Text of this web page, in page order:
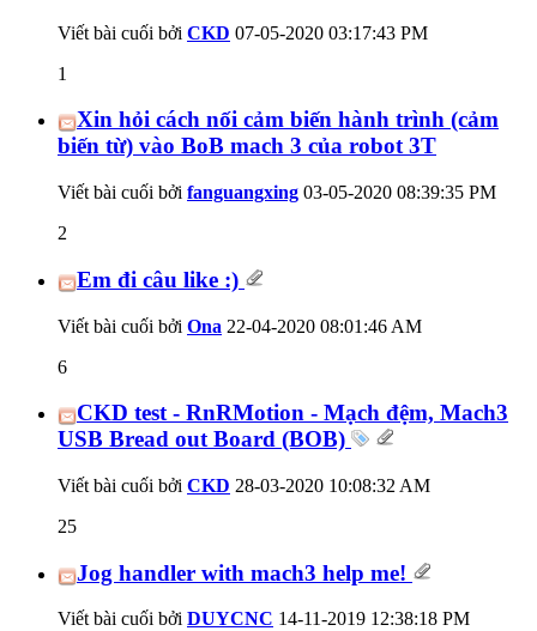
Viết bài cuối bởi CKD 07-05-2020 03:17:43 PM
1
Xin hỏi cách nối cảm biến hành trình (cảm
biến từ) vào BoB mach 3 của robot 3T
Viết bài cuối bởi fanguangxing 03-05-2020 08:39:35 PM
2
Em đi câu like :)
Viết bài cuối bởi Ona 22-04-2020 08:01:46 AM
6
CKD test - RnRMotion - Mạch đệm, Mach3
USB Bread out Board (BOB)
Viết bài cuối bởi CKD 28-03-2020 10:08:32 AM
25
Jog handler with mach3 help me!
Viết bài cuối bởi DUYCNC 14-11-2019 12:38:18 PM